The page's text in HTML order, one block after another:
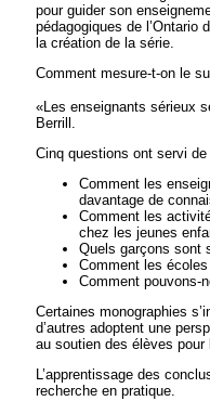
pour guider son
pédagogiques de l’Ontario
la création de la série.
Comment mesure-t-on le
«Les enseignants sérieux
Berrill.
Cinq questions ont servi
Comment les
davantage de
Comment les
chez les jeunes
Quels garçons sont
Comment les
Comment pouvons-
Certaines monographies
d’autres adoptent une
au soutien des élèves
L’apprentissage des
recherche en pratique.